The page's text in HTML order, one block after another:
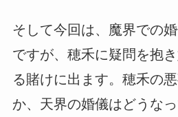
そして今回は、魔界での
ですが、穂禾に疑問を抱
る賭けに出ます。穂禾の
か、天界の婚儀はどうな